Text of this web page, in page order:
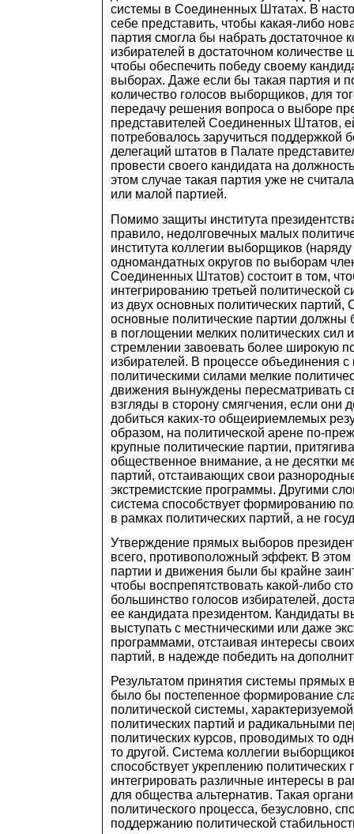
системы в Соединенных Штатах. В
себе представить, чтобы какая-либо
партия смогла бы набрать достаточное
избирателей в достаточном количестве
чтобы обеспечить победу своему
выборах. Даже если бы такая партия и
количество голосов выборщиков, для
передачу решения вопроса о выборе
представителей Соединенных Штатов,
потребовалось заручиться поддержкой
делегаций штатов в Палате
провести своего кандидата на
этом случае такая партия уже не
или малой партией.
Помимо защиты института
правило, недолговечных малых
института коллегии выборщиков
одномандатных округов по выборам
Соединенных Штатов) состоит в том,
интегрированию третьей политической
из двух основных политических партий,
основные политические партии должны
в поглощении мелких политических
стремлении завоевать более широкую
избирателей. В процессе объединения
политическими силами мелкие
движения вынуждены пересматривать
взгляды в сторону смягчения, если они
добиться каких-то общеириемлемых
образом, на политической арене по-
крупные политические партии,
общественное внимание, а не десятки
партий, отстаивающих свои
экстремистские программы. Другими
система способствует формированию
в рамках политических партий, а не
Утверждение прямых выборов
всего, противоположный эффект. В этом
партии и движения были бы крайне
чтобы воспрепятствовать какой-либо
большинство голосов избирателей,
ее кандидата президентом. Кандидаты
выступать с местническими или даже
программами, отстаивая интересы
партий, в надежде победить на
Результатом принятия системы прямых
было бы постепенное формирование
политической системы,
политических партий и радикальными
политических курсов, проводимых то
то другой. Система коллегии
способствует укреплению политических
интегрировать различные интересы в
для общества альтернатив. Такая
политического процесса, безусловно,
поддержанию политической